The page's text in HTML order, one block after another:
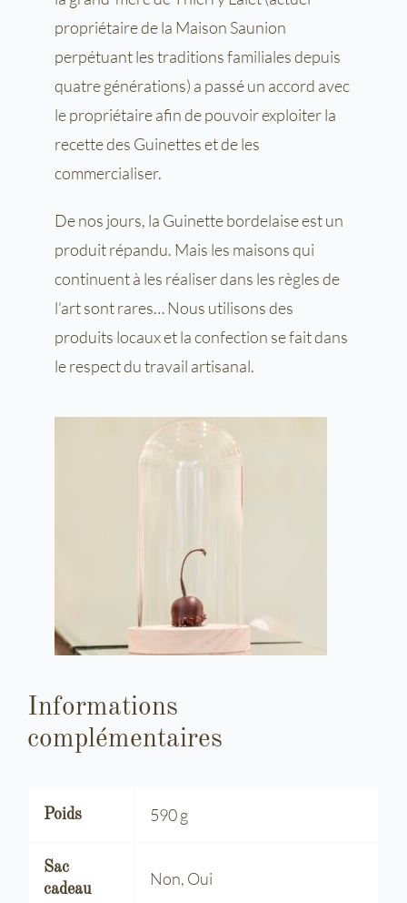
propriétaire de la Maison Saunion
perpétuant les traditions familiales depuis
quatre générations) a passé un accord avec
le propriétaire afin de pouvoir exploiter la
recette des Guinettes et de les
commercialiser.
De nos jours, la Guinette bordelaise est un
produit répandu. Mais les maisons qui
continuent à les réaliser dans les règles de
l’art sont rares… Nous utilisons des
produits locaux et la confection se fait dans
le respect du travail artisanal.
Informations
complémentaires
Poids 590 g
Sac
cadeau
Non, Oui